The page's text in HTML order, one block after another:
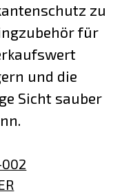
zu
für
und die
Sicht sauber